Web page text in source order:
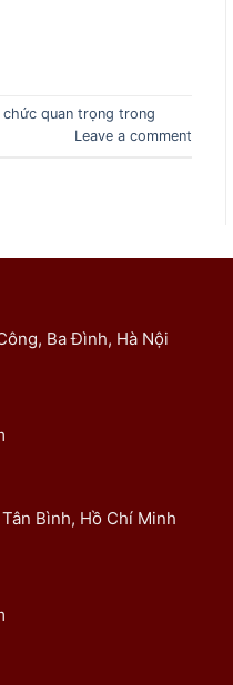
quan trọng trong
Leave a comment
Ba Đình, Hà Nội
Bình, Hồ Chí Minh